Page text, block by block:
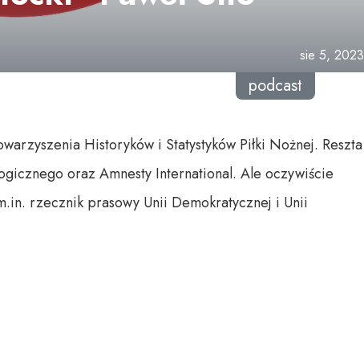
sie 5, 2023
podcast
Historyków i Statystyków Piłki Nożnej. Reszta
oraz Amnesty International. Ale oczywiście
rzecznik prasowy Unii Demokratycznej i Unii